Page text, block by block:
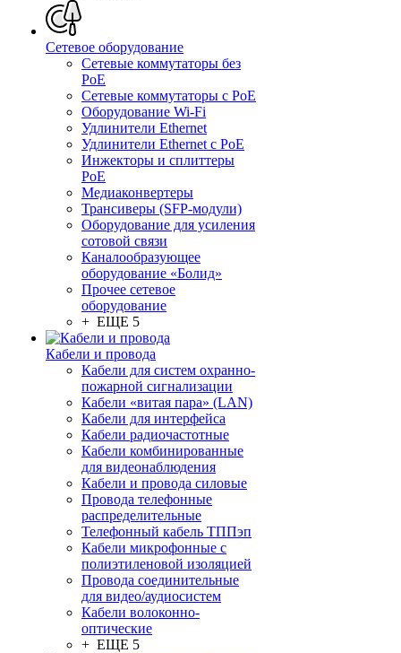
Сетевое оборудование
Сетевые коммутаторы без
PoE
Сетевые коммутаторы с PoE
Оборудование Wi-Fi
Удлинители Ethernet
Удлинители Ethernet с PoE
Инжекторы и сплиттеры
PoE
Медиаконвертеры
Трансиверы (SFP-модули)
Оборудование для усиления
сотовой связи
Каналообразующее
оборудование «Болид»
Прочее сетевое
оборудование
+ ЕЩЕ 5
Кабели и провода
Кабели для систем охранно-
пожарной сигнализации
Кабели «витая пара» (LAN)
Кабели для интерфейса
Кабели радиочастотные
Кабели комбинированные
для видеонаблюдения
Кабели и провода силовые
Провода телефонные
распределительные
Телефонный кабель ТППэп
Кабели микрофонные с
полиэтиленовой изоляцией
Провода соединительные
для видео/аудиосистем
Кабели волоконно-
оптические
+ ЕЩЕ 5